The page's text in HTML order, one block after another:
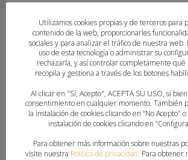
JUEVES, 11 SEPTIEMBRE 2025 PORAITANA
La Escola de l’Esport ha puesto en marcha el
delegado/a del menor en entidades
iniciativa formativa dirigida a federaciones
deportivos que deseen reforzar sus
protección infantil. Este curso, de carácter
autónomo, estará disponible de forma
de diciembre de 2025. Los participantes
PUBLICADO EN AYUDAS, BECAS O SUBVENCIONES
Utilizamos cookies propias y de terceros para
contenido de la web, proporcionarles
sociales y para analizar el tráfico de nuestra web.
uso de esta tecnología o administrar su
rechazarla, y así controlar completamente qué
recopila y gestiona a través de los botones
Al clicar en "Sí, Acepto", ACEPTA SU USO, si
consentimiento en cualquier momento. También
la instalación de cookies clicando en “No Acepto"
instalación de cookies clicando en
Para obtener más información sobre nuestras
visite nuestra Política de privacidad. Para obtener